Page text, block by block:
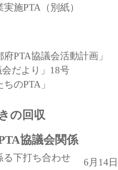
施PTA（別紙）
府PTA協議会活動計画」
会だより」18号
のPTA」
の回収
協議会関係
る下打ち合わせ
6月14